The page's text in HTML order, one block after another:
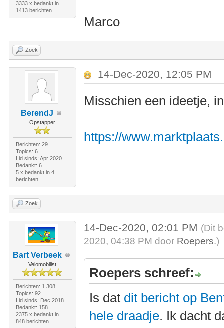
3333 x bedankt in
1413 berichten
Marco
Zoek
BerendJ
Opstapper
Berichten: 29
Topics: 6
Lid sinds: Apr 2020
Bedankt: 6
5 x bedankt in 4
berichten
14-Dec-2020, 12:05 PM
Misschien een ideetje,
https://
Zoek
Bart Verbeek
Velomobilist
Berichten: 1.308
Topics: 92
Lid sinds: Dec 2018
Bedankt: 158
2375 x bedankt in
848 berichten
14-Dec-2020, 02:01 PM (Dit
2020, 04:38 PM door Roepers.)
Roepers schreef:
Is dat dit bericht op
hele draadje. Ik dacht